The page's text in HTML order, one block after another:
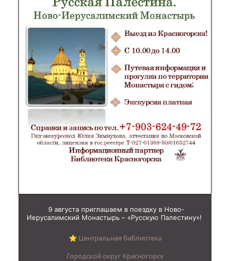
9 августа приглашаем в поездку в Ново-
Иерусалимский Монастырь – «Русскую Палестину»!
⭐︎ Центральная библиотека
Городской округ Красногорск